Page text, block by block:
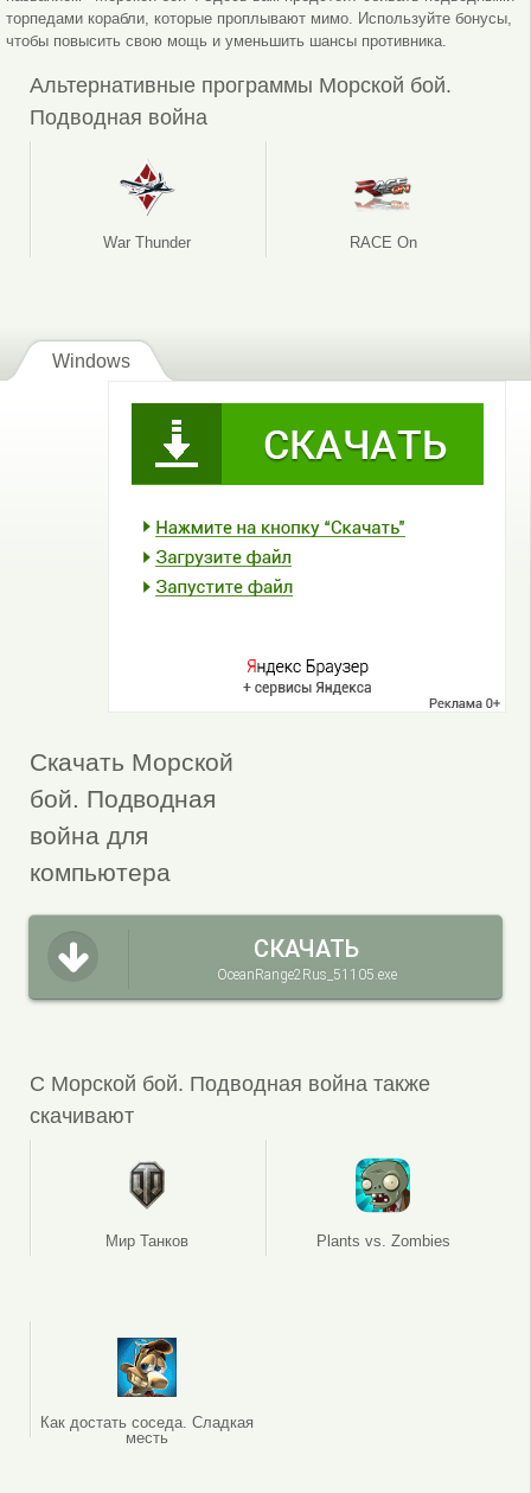
торпедами корабли, которые проплывают мимо. Используйте бонусы,
чтобы повысить свою мощь и уменьшить шансы противника.
Альтернативные программы Морской бой.
Подводная война
War Thunder RACE On
Windows
Скачать Морской
бой. Подводная
война для
компьютера
СКАЧАТЬ
OceanRange2Rus_51105.exe
С Морской бой. Подводная война также
скачивают
Мир Танков Plants vs. Zombies
Как достать соседа. Сладкая
месть